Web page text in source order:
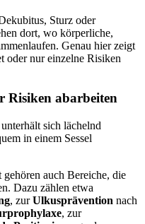
Sturz oder
dort, wo körperliche,
Genau hier zeigt
oder nur einzelne Risiken
Risiken abarbeiten
auch Bereiche, die
Dazu zählen etwa
, zurUlkusprävention nach
, zur